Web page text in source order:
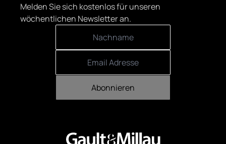
Melden Sie sich kostenlos für unseren
wöchentlichen Newsletter an.
Abonnieren